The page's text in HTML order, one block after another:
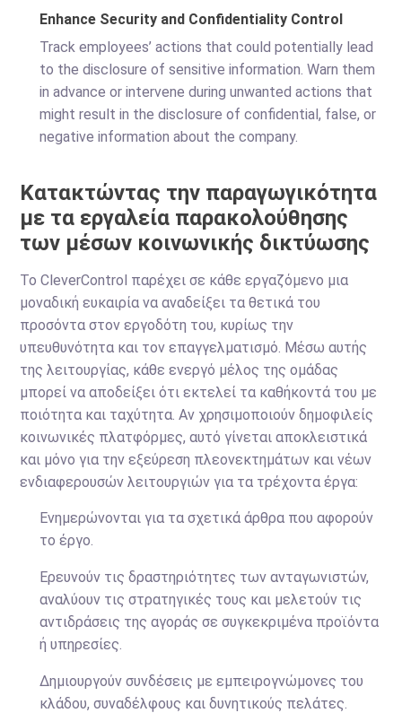
Enhance Security and Confidentiality Control
Track employees’ actions that could potentially lead
to the disclosure of sensitive information. Warn them
in advance or intervene during unwanted actions that
might result in the disclosure of confidential, false, or
negative information about the company.
Κατακτώντας την παραγωγικότητα
με τα εργαλεία παρακολούθησης
των μέσων κοινωνικής δικτύωσης
Το CleverControl παρέχει σε κάθε εργαζόμενο μια
μοναδική ευκαιρία να αναδείξει τα θετικά του
προσόντα στον εργοδότη του, κυρίως την
υπευθυνότητα και τον επαγγελματισμό. Μέσω αυτής
της λειτουργίας, κάθε ενεργό μέλος της ομάδας
μπορεί να αποδείξει ότι εκτελεί τα καθήκοντά του με
ποιότητα και ταχύτητα. Αν χρησιμοποιούν δημοφιλείς
κοινωνικές πλατφόρμες, αυτό γίνεται αποκλειστικά
και μόνο για την εξεύρεση πλεονεκτημάτων και νέων
ενδιαφερουσών λειτουργιών για τα τρέχοντα έργα:
Ενημερώνονται για τα σχετικά άρθρα που αφορούν
το έργο.
Ερευνούν τις δραστηριότητες των ανταγωνιστών,
αναλύουν τις στρατηγικές τους και μελετούν τις
αντιδράσεις της αγοράς σε συγκεκριμένα προϊόντα
ή υπηρεσίες.
Δημιουργούν συνδέσεις με εμπειρογνώμονες του
κλάδου, συναδέλφους και δυνητικούς πελάτες.